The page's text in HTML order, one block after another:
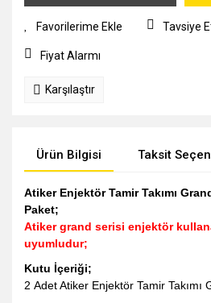
Tavsiye
Fiyat Alarmı
Karşılaştır
Ürün Bilgisi Taksit
Atiker Enjektör Tamir Takımı
Paket;
Atiker grand serisi enjektör
uyumludur;
Kutu İçeriği;
2 Adet Atiker Enjektör Tamir Takımı